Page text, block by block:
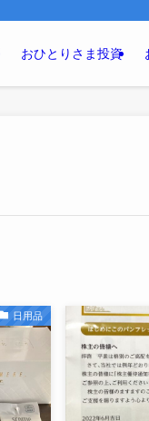
おひとりさま投資
日用品